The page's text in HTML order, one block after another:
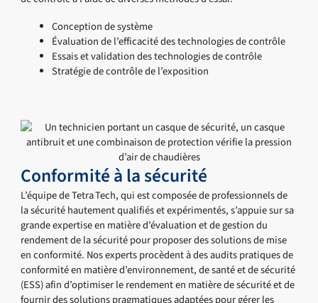
Conception de système
Évaluation de l’efficacité des technologies de contrôle
Essais et validation des technologies de contrôle
Stratégie de contrôle de l’exposition
Conformité à la sécurité
L’équipe de Tetra Tech, qui est composée de professionnels de
la sécurité hautement qualifiés et expérimentés, s’appuie sur sa
grande expertise en matière d’évaluation et de gestion du
rendement de la sécurité pour proposer des solutions de mise
en conformité. Nos experts procèdent à des audits pratiques de
conformité en matière d’environnement, de santé et de sécurité
(ESS) afin d’optimiser le rendement en matière de sécurité et de
fournir des solutions pragmatiques adaptées pour gérer les